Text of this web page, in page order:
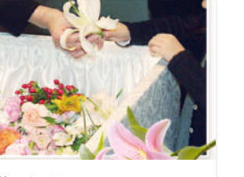
なが知っている「例のもの」でし